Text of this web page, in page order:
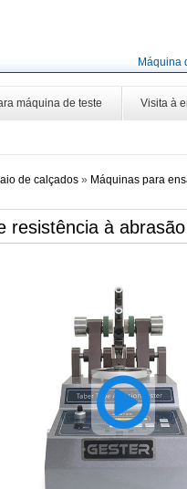
Máquina
máquina de teste Visita à
de calçados » Máquinas para
resistência à abrasão